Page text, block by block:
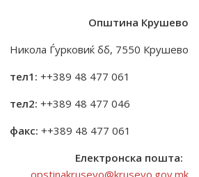
Општина Крушево
Никола Ѓурковиќ бб, 7550 Крушево
тел1: ++389 48 477 061
тел2: ++389 48 477 046
факс: ++389 48 477 061
Електронска пошта:
opstinakrusevo@krusevo.gov.mk